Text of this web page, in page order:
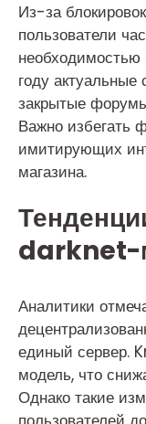
Из-за
пользователи
необходимостью
году актуальные
закрытые
Важно избегать
имитирующих
магазина.
darknet-
Аналитики
единый сервер.
модель, что
Однако такие